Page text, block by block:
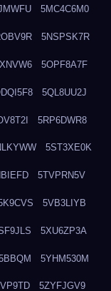
5MC4C6M0
5NSPSK7R
5OPF8A7F
5QL8UU2J
5RP6DWR8
5ST3XE0K
5TVPRN5V
5VB3LIYB
5XU6ZP3A
5YHM530M
5ZYFJGV9